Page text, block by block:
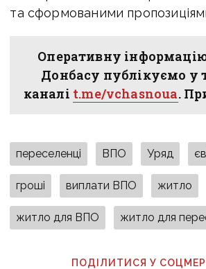
та сформованими
Оперативну інформацію
Донбасу публікуємо у
каналі t.me/vchasnoua.
переселенці ВПО Уряд
гроші виплати ВПО житло
житло для ВПО житло для
ПОДІЛИТИСЯ У